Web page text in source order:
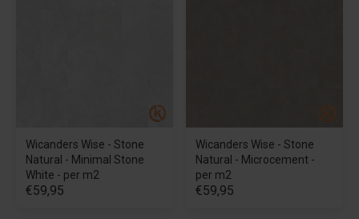
Wicanders Wise - Stone
Natural - Minimal Stone
White - per m2
€59,95
Wicanders Wise - Stone
Natural - Microcement -
per m2
€59,95